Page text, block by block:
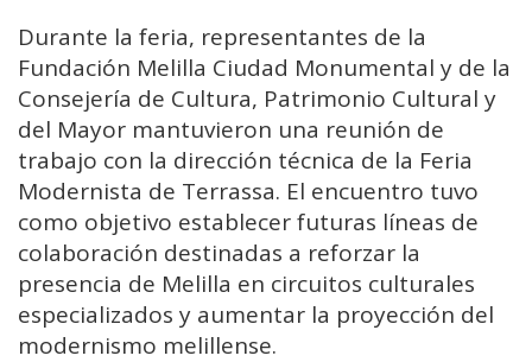
Durante la feria, representantes de la
Fundación Melilla Ciudad Monumental y de la
Consejería de Cultura, Patrimonio Cultural y
del Mayor mantuvieron una reunión de
trabajo con la dirección técnica de la Feria
Modernista de Terrassa. El encuentro tuvo
como objetivo establecer futuras líneas de
colaboración destinadas a reforzar la
presencia de Melilla en circuitos culturales
especializados y aumentar la proyección del
modernismo melillense.